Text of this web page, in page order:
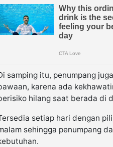
samping itu, penumpang
karena ada
hilang saat berada di
setiap hari dengan
sehingga penumpang